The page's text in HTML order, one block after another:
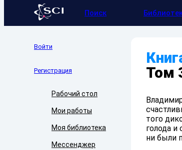
Поиск
Войти
Регистрация
Рабочий стол
Мои работы
Моя библиотека
Мессенджер
Том
того
голода
ни были